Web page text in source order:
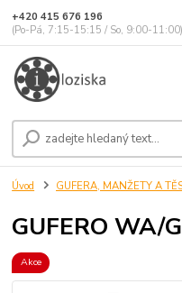
+420 415 676 196
(Po-Pá, 7:15-15:15 / So, 9:00-11:00)
Úvod GUFERA, MANŽETY A
GUFERO WA/
Akce